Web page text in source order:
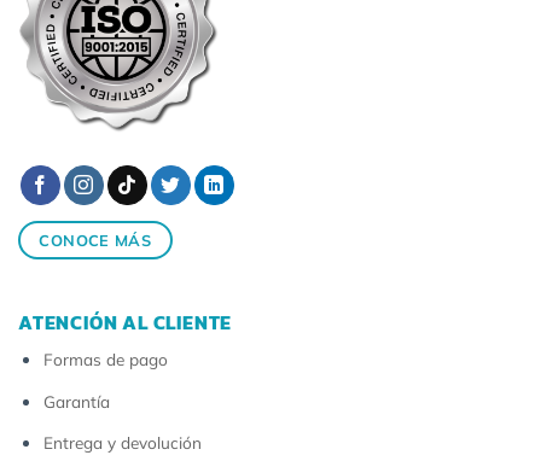
CONOCE MÁS
ATENCIÓN AL CLIENTE
Formas de pago
Garantía
Entrega y devolución